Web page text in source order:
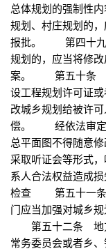
总体规划的强制性
规划、村庄规划的
报批。 第四十九
规划的，应当将修
案。 第五十条 在
设工程规划许可证
改城乡规划给被许
偿。 经依法审定
总平面图不得随意
采取听证会等形式
系人合法权益造成
检查 第五十一条
门应当加强对城乡
第五十二条 地方
常务委员会或者乡